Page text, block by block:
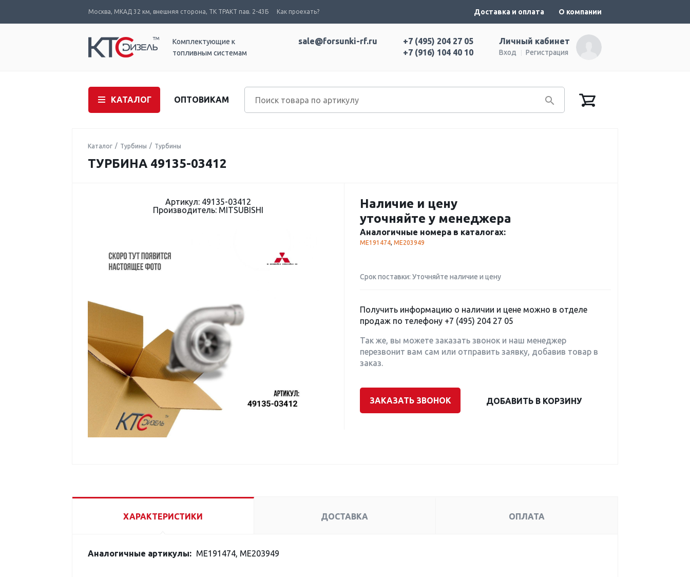
Москва, МКАД 32 км, внешняя сторона, ТК ТРАКТ пав. 2-43Б Как проехать? Доставка и оплата О компании
Комплектующие к
топливным системам
Личный кабинет
Вход Регистрация
+7 (495) 204 27 05
+7 (916) 104 40 10
sale@forsunki-rf.ru
КАТАЛОГ ОПТОВИКАМ
Каталог Турбины Турбины
ТУРБИНА 49135-03412
Артикул: 49135-03412
Производитель: MITSUBISHI
Наличие и цену
уточняйте у менеджера
Аналогичные номера в каталогах:
ME191474, ME203949
Срок поставки: Уточняйте наличие и цену
Получить информацию о наличии и цене можно в отделе
продаж по телефону +7 (495) 204 27 05
Так же, вы можете заказать звонок и наш менеджер
перезвонит вам сам или отправить заявку, добавив товар в
заказ.
ЗАКАЗАТЬ ЗВОНОК ДОБАВИТЬ В КОРЗИНУ
ХАРАКТЕРИСТИКИ ДОСТАВКА ОПЛАТА
Аналогичные артикулы: ME191474, ME203949